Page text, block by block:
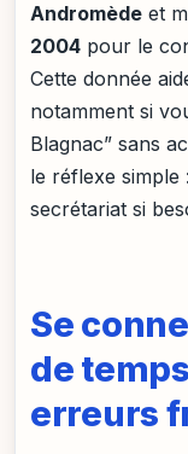
Andromède et
2004 pour le
Cette donnée
notamment si
Blagnac” sans
le réflexe simple
secrétariat si
Se
de
erreurs